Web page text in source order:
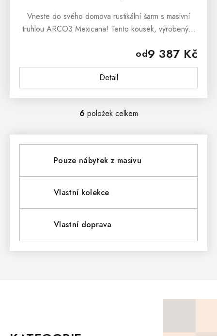
od9 387 Kč
Detail
Vneste do svého domova rustikální šarm s masivní
truhlou ARCO3 Mexicana! Tento kousek, vyrobený z
voskem nebo lakem, je více než...
O
V
L
Á
D
A
C
Í
6 položek celkem
Pouze nábytek z masivu
Vlastní kolekce
Vlastní doprava